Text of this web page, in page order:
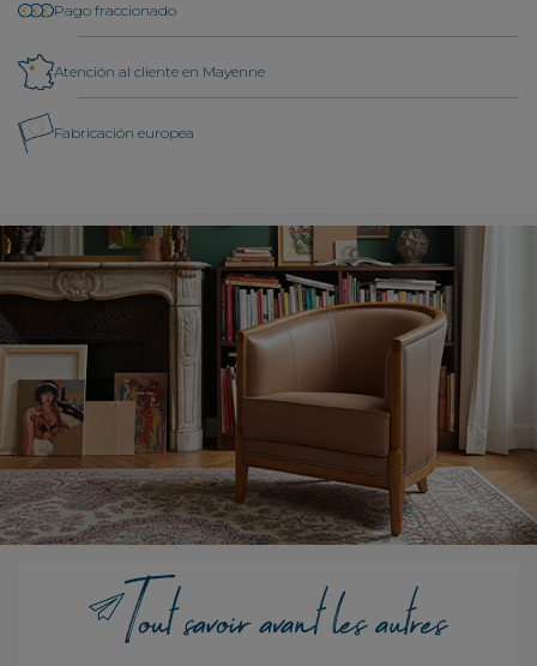
Pago fraccionado
Atención al cliente en Mayenne
Fabricación europea